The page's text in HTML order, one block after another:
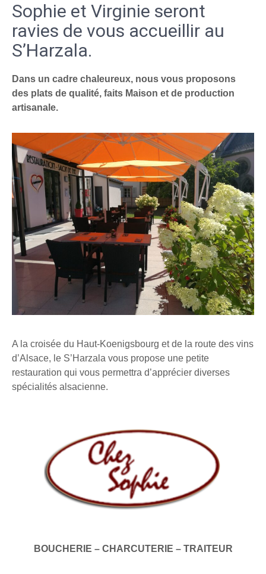
Sophie et Virginie seront
ravies de vous accueillir au
S’Harzala.
Dans un cadre chaleureux, nous vous proposons
des plats de qualité, faits Maison et de production
artisanale.
A la croisée du Haut-Koenigsbourg et de la route des vins
d’Alsace, le S’Harzala vous propose une petite
restauration qui vous permettra d’apprécier diverses
spécialités alsacienne.
BOUCHERIE – CHARCUTERIE – TRAITEUR